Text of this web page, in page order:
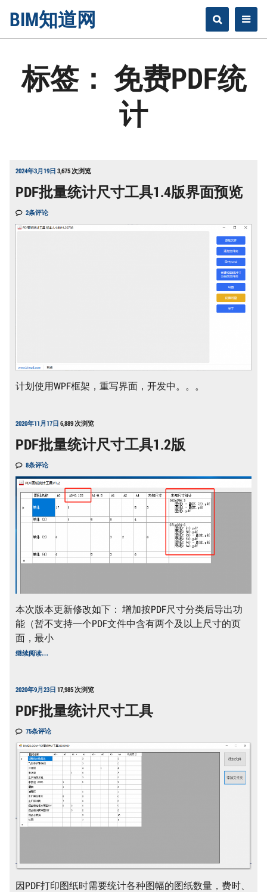
BIM知道网
标签： 免费PDF统
计
2024年3月19日 3,675 次浏览
PDF批量统计尺寸工具1.4版界面预览
2条评论
计划使用WPF框架，重写界面，开发中。。。
2020年11月17日 6,889 次浏览
PDF批量统计尺寸工具1.2版
8条评论
本次版本更新修改如下： 增加按PDF尺寸分类后导出功
能（暂不支持一个PDF文件中含有两个及以上尺寸的页
面，最小
继续阅读PDF
批
计
尺
寸
工
1.2
版
…
2020年9月23日 17,985 次浏览
PDF批量统计尺寸工具
75条评论
因PDF打印图纸时需要统计各种图幅的图纸数量，费时、